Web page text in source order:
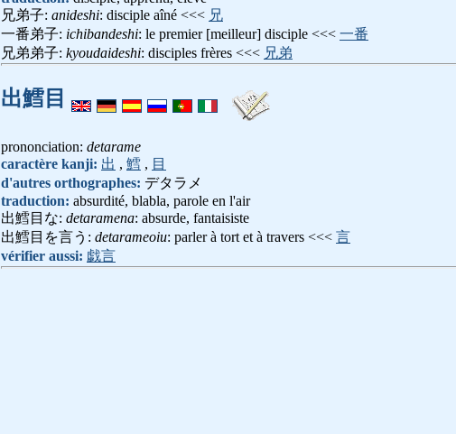
兄弟子: anideshi: disciple aîné <<< 兄
一番弟子: ichibandeshi: le premier [meilleur] disciple <<< 一番
兄弟弟子: kyoudaideshi: disciples frères <<< 兄弟
出鱈目
prononciation: detarame
caractère kanji: 出 , 鱈 , 目
d'autres orthographes: デタラメ
traduction: absurdité, blabla, parole en l'air
出鱈目な: detaramena: absurde, fantaisiste
出鱈目を言う: detarameoiu: parler à tort et à travers <<< 言
vérifier aussi: 戯言